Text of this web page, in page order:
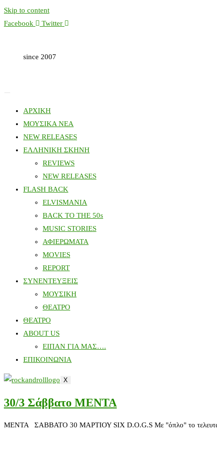
Skip to content
Facebook
Twitter
since 2007
ΑΡΧΙΚΗ
ΜΟΥΣΙΚΑ ΝΕΑ
NEW RELEASES
ΕΛΛΗΝΙΚΗ ΣΚΗΝΗ
REVIEWS
NEW RELEASES
FLASH BACK
ELVISMANIA
BACK TO THE 50s
MUSIC STORIES
ΑΦΙΕΡΩΜΑΤΑ
MOVIES
REPORT
ΣΥΝΕΝΤΕΥΞΕΙΣ
ΜΟΥΣΙΚΗ
ΘΕΑΤΡΟ
ΘΕΑΤΡΟ
ABOUT US
ΕΙΠΑΝ ΓΙΑ ΜΑΣ….
ΕΠΙΚΟΙΝΩΝΙΑ
X
30/3 Σάββατο MENTA
MENTA ΣΑΒΒΑΤΟ 30 ΜΑΡΤΙΟΥ SIX D.O.G.S Με "όπλο" το τελευταίο